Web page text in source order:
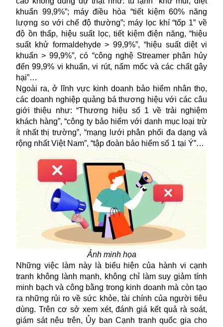
khuẩn 99,9%”; máy điều hòa “tiết kiệm 60% năng
lượng so với chế độ thường”; máy lọc khí “tốp 1” về
độ ồn thấp, hiệu suất lọc, tiết kiệm điện năng, “hiệu
suất khử formaldehyde > 99,9%”, “hiệu suất diệt vi
khuẩn > 99,9%”, có “công nghệ Streamer phân hủy
đến 99,9% vi khuẩn, vi rút, nấm mốc và các chất gây
hại”…
Ngoài ra, ở lĩnh vực kinh doanh bảo hiểm nhân thọ,
các doanh nghiệp quảng bá thương hiệu với các câu
giới thiệu như: “Thương hiệu số 1 về trải nghiệm
khách hàng”, “công ty bảo hiểm với danh mục loại trừ
ít nhất thị trường”, “mạng lưới phân phối đa dạng và
rộng nhấtViệt Nam”, “tập đoàn bảo hiểm số 1 tại Ý”…
Ảnh minh họa
Những việc làm này là biểu hiện của hành vi cạnh
tranh không lành mạnh, không chỉ làm suy giảm tính
minh bạch và công bằng trong kinh doanh mà còn tạo
ra những rủi ro về sức khỏe, tài chính của người tiêu
dùng. Trên cơ sở xem xét, đánh giá kết quả rà soát,
giám sát nêu trên, Ủy ban Cạnh tranh quốc gia cho